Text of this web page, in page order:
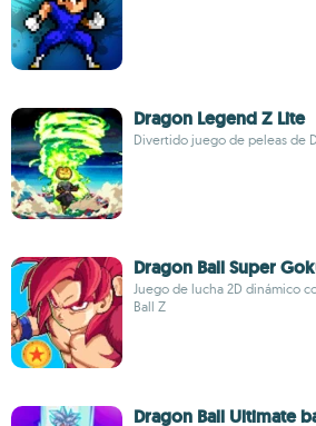
Dragon Legend Z Lite
Divertido juego de peleas de
Dragon Ball Super
Juego de lucha 2D dinámico
Ball Z
Dragon Ball Ultimate